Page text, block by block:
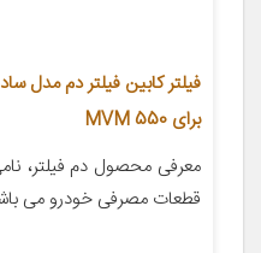
برای MVM 550
معرفی محصول دم فیلتر،
قطعات مصرفی خودرو می